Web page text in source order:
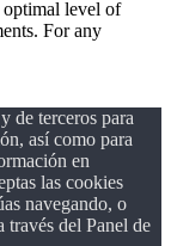
optimal level of
For any
de terceros para
así como para
en
las cookies
navegando, o
través del Panel de